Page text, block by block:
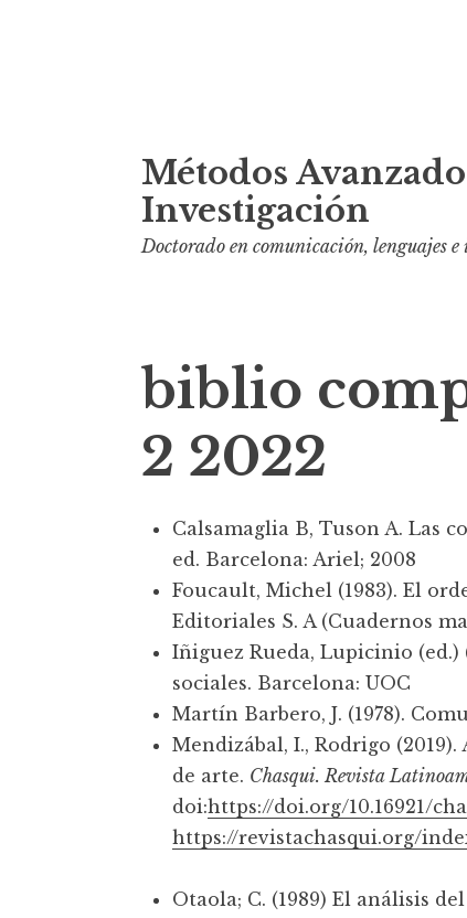
k
i
n
e
n
Métodos
Investigación
Doctorado en comunicación, lenguajes
biblio
2 2022
Calsamaglia B, Tuson A. Las
ed. Barcelona: Ariel; 2008
Foucault, Michel (1983). El
Editoriales S. A (Cuadernos
Iñiguez Rueda, Lupicinio
sociales. Barcelona: UOC
Martín Barbero, J. (1978).
Mendizábal, I., Rodrigo
de arte. Chasqui. Revista
doi:https://doi.org/10.16921/
https://revistachasqui.org/
Otaola; C. (1989) El análisis